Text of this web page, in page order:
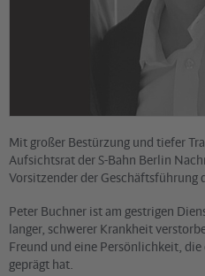
Mit großer Bestürzung und tiefer
Aufsichtsrat der S-Bahn Berlin
Vorsitzender der Geschäftsführung
Peter Buchner ist am gestrigen
langer, schwerer Krankheit
Freund und eine Persönlichkeit,
geprägt hat.